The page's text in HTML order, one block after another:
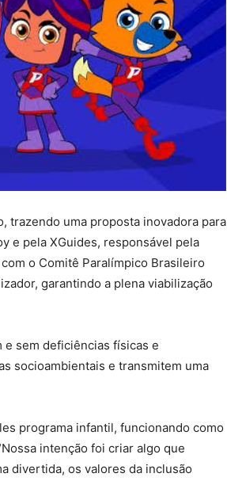
trazendo uma proposta inovadora para
e pela XGuides, responsável pela
o Comitê Paralímpico Brasileiro
garantindo a plena viabilização
sem deficiências físicas e
socioambientais e transmitem uma
programa infantil, funcionando como
intenção foi criar algo que
divertida, os valores da inclusão